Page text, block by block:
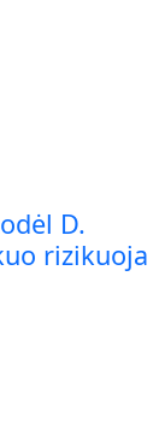
D.
rizikuoja